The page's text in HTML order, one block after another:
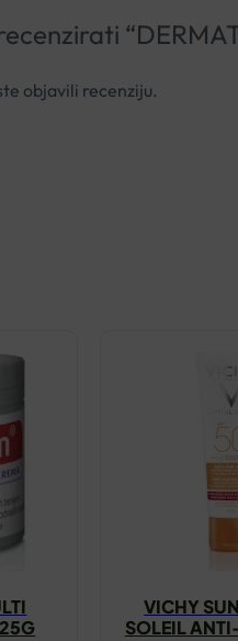
objavili recenziju.
VICHY
SOLEIL